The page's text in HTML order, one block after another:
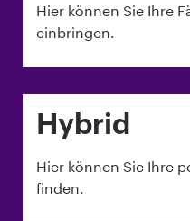
Hier können Sie Ihre
einbringen.
Hybrid
Hier können Sie Ihre
finden.